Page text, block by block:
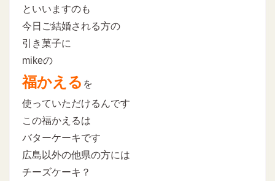
といいますのも
今日ご結婚される方の
引き菓子に
mikeの
福かえる を
使っていただけるんです
この福かえるは
バターケーキです
広島以外の他県の方には
チーズケーキ？